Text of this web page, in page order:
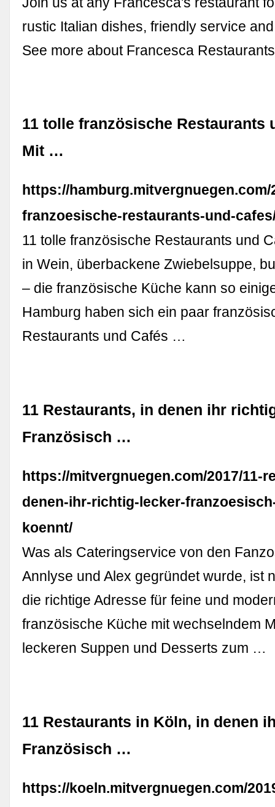
rustic Italian dishes, friendly service
See more about Francesca
11 tolle französische Restaurants
Mit …
https://hamburg.mitvergnuegen.com/
franzoesische-restaurants-und-
11 tolle französische Restaurants und
in Wein, überbackene Zwiebelsuppe,
– die französische Küche kann so
Hamburg haben sich ein paar
Restaurants und Cafés …
11 Restaurants, in denen ihr
Französisch …
https://mitvergnuegen.com/2017/11-
denen-ihr-richtig-lecker-
koennt/
Was als Cateringservice von den
Annlyse und Alex gegründet wurde, ist
die richtige Adresse für feine und
französische Küche mit wechselndem
leckeren Suppen und Desserts zum …
11 Restaurants in Köln, in denen
Französisch …
https://koeln.mitvergnuegen.com/